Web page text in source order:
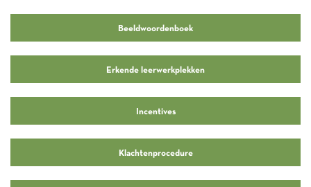
Beeldwoordenboek
Erkende leerwerkplekken
Incentives
Klachtenprocedure